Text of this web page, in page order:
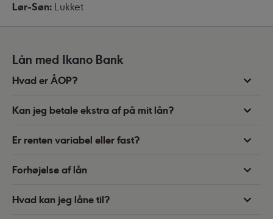
Lør-Søn: Lukket
Lån med Ikano Bank
Hvad er ÅOP?
Kan jeg betale ekstra af på mit lån?
Er renten variabel eller fast?
Forhøjelse af lån
Hvad kan jeg låne til?